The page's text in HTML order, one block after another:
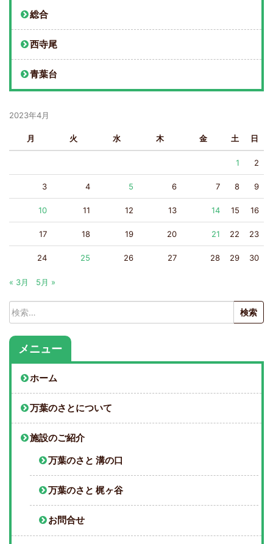
総合
西寺尾
青葉台
2023年4月
月 火 水 木 金 土 日
1 2
3 4 5 6 7 8 9
10 11 12 13 14 15 16
17 18 19 20 21 22 23
24 25 26 27 28 29 30
« 3月 5月 »
検
索:
メニュー
ホーム
万葉のさとについて
施設のご紹介
万葉のさと 溝の口
万葉のさと 梶ヶ谷
お問合せ